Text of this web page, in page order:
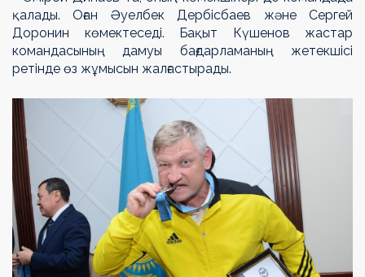
қалады. Оған Әуелбек Дербісбаев және Сергей
Доронин көмектеседі. Бақыт Күшенов жастар
командасының дамуы бағдарламаның жетекшісі
ретінде өз жұмысын жалғастырады.